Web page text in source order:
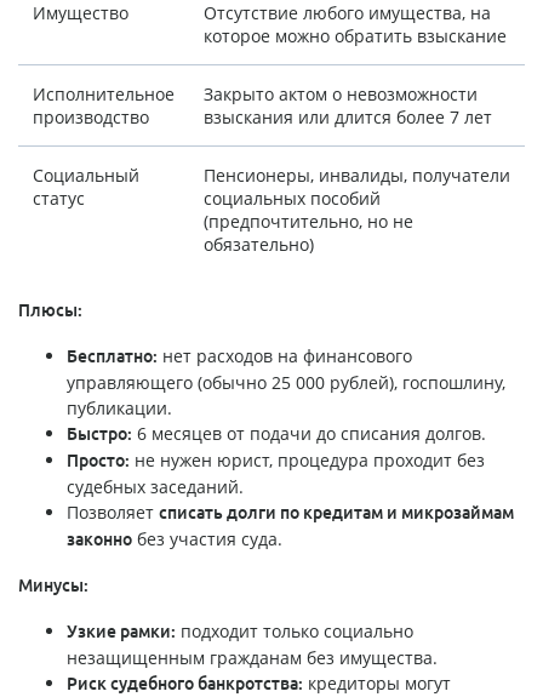
Имущество
Отсутствие любого имущества, на
которое можно обратить взыскание
Исполнительное
производство
Закрыто актом о невозможности
взыскания или длится более 7 лет
Социальный
статус
Пенсионеры, инвалиды, получатели
социальных пособий
(предпочтительно, но не
обязательно)
Плюсы:
Бесплатно: нет расходов на финансового
управляющего (обычно 25 000 рублей), госпошлину,
публикации.
Быстро: 6 месяцев от подачи до списания долгов.
Просто: не нужен юрист, процедура проходит без
судебных заседаний.
Позволяет списать долги по кредитам и микрозаймам
законно без участия суда.
Минусы:
Узкие рамки: подходит только социально
незащищенным гражданам без имущества.
Риск судебного банкротства: кредиторы могут